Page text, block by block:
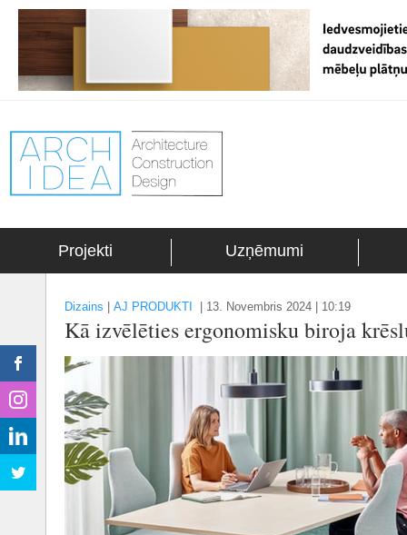
Projekti Uzņēmumi
Dizains AJ PRODUKTI 13. Novembris 2024 | 10:19
Kā izvēlēties ergonomisku biroja